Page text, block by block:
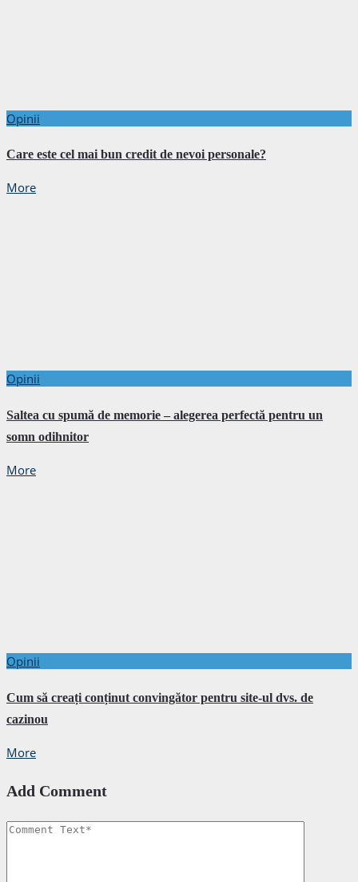
Opinii
Care este cel mai bun credit de nevoi personale?
More
Opinii
Saltea cu spumă de memorie – alegerea perfectă pentru un
somn odihnitor
More
Opinii
Cum să creați conținut convingător pentru site-ul dvs. de
cazinou
More
Add Comment